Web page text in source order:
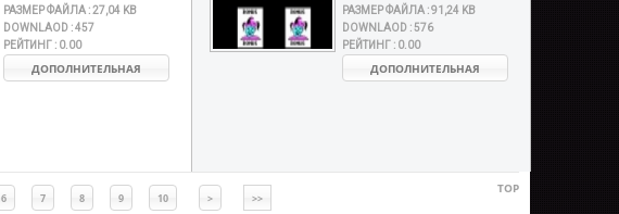
РАЗМЕР ФАЙЛА :27,04 KB
DOWNLAOD :457
РЕЙТИНГ : 0.00
ДОПОЛНИТЕЛЬНАЯ
РАЗМЕР ФАЙЛА :91,24 KB
DOWNLAOD :576
РЕЙТИНГ : 0.00
ДОПОЛНИТЕЛЬНАЯ
6 7 8 9 10 > >>
TOP